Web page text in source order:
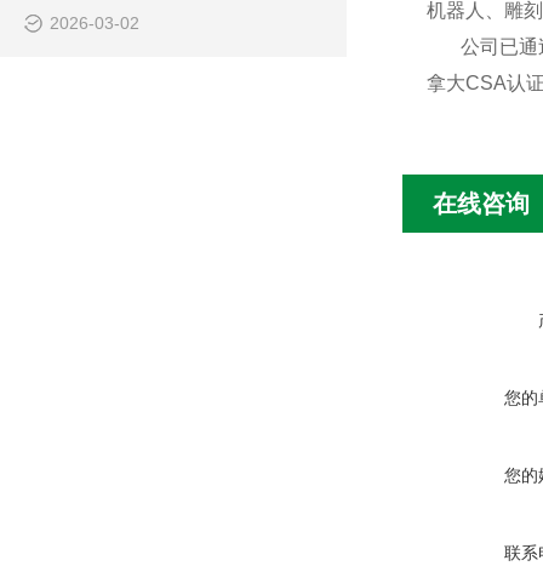
2026-03-02
机器人、雕
公司已通过
拿大CSA认
在线咨询
您的
您的
联系